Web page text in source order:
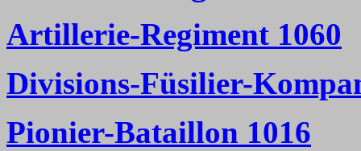
Artillerie-Regiment 1060
Divisions-Füsilier-
Pionier-Bataillon 1016